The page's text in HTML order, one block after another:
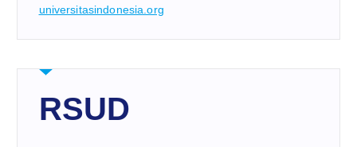
universitasindonesia.org
RSUD